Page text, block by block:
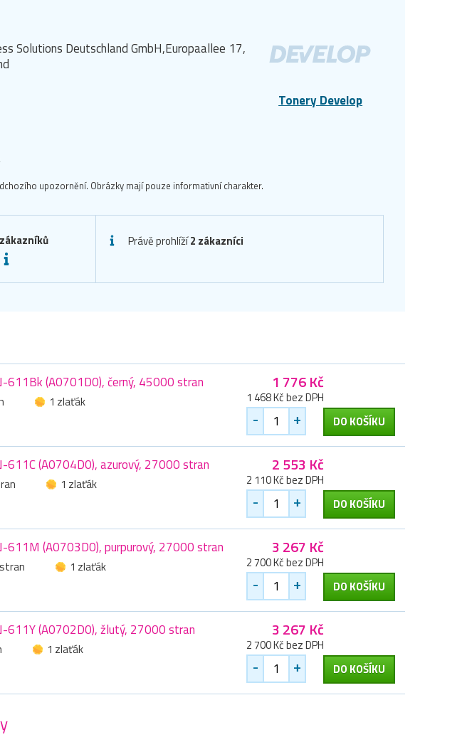
Tonery Develop
Solutions Deutschland GmbH,Europaallee 17,
upozornění. Obrázky mají pouze informativní charakter.
zákazníků
Právě prohlíží2 zákazníci
611Bk (A0701D0), černý, 45000 stran
1 zlaťák
1 776 Kč
1 468 Kč bez DPH
- + DO KOŠÍKU
611C (A0704D0), azurový, 27000 stran
1 zlaťák
2 553 Kč
2 110 Kč bez DPH
- + DO KOŠÍKU
611M (A0703D0), purpurový, 27000 stran
1 zlaťák
3 267 Kč
2 700 Kč bez DPH
- + DO KOŠÍKU
611Y (A0702D0), žlutý, 27000 stran
1 zlaťák
3 267 Kč
2 700 Kč bez DPH
- + DO KOŠÍKU